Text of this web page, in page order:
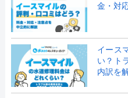
金・対
イース
い？ト
内訳を